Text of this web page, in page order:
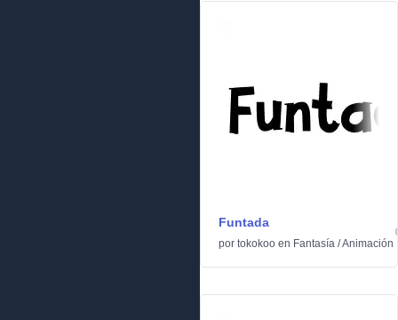
Funtada
por tokokoo en Fantasía /Animación